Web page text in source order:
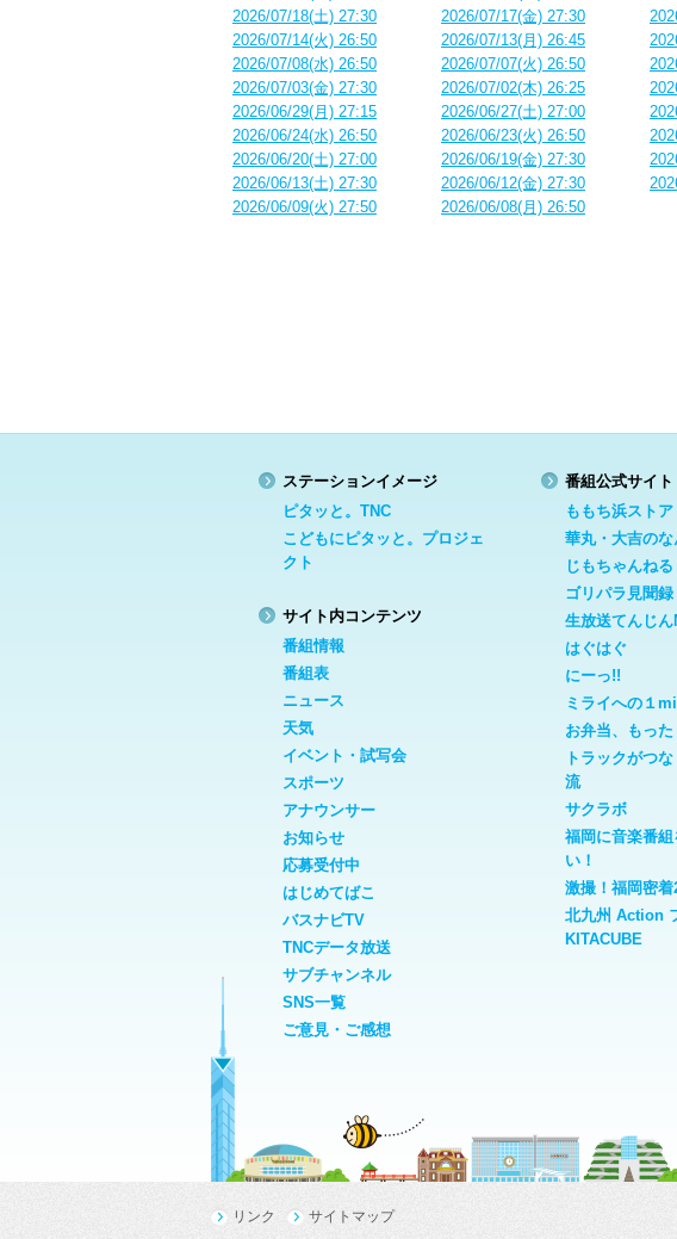
2026/07/18(土) 27:30
2026/07/17(金) 27:30
2026/07/14(火) 26:50
2026/07/13(月) 26:45
2026/07/08(水) 26:50
2026/07/07(火) 26:50
2026/07/03(金) 27:30
2026/07/02(木) 26:25
2026/06/29(月) 27:15
2026/06/27(土) 27:00
2026/06/24(水) 26:50
2026/06/23(火) 26:50
2026/06/20(土) 27:00
2026/06/19(金) 27:30
2026/06/13(土) 27:30
2026/06/12(金) 27:30
2026/06/09(火) 27:50
2026/06/08(月) 26:50
ステーションイメージ
ピタッと。TNC
こどもにピタッと。プロジェ
クト
サイト内コンテンツ
番組情報
番組表
ニュース
天気
イベント・試写会
スポーツ
アナウンサー
お知らせ
応募受付中
はじめてばこ
バスナビTV
TNCデータ放送
サブチャンネル
SNS一覧
ご意見・ご感想
番組公式サイト
ももち浜ストア
華丸・大吉のな
じもちゃんねる
ゴリパラ見聞録
生放送てんじん
はぐはぐ
にーっ!!
ミライへの１
お弁当、もった
トラックがつ
流
サクラボ
福岡に音楽番
い！
激撮！福岡密着
北九州 Action
KITACUBE
リンク サイトマップ